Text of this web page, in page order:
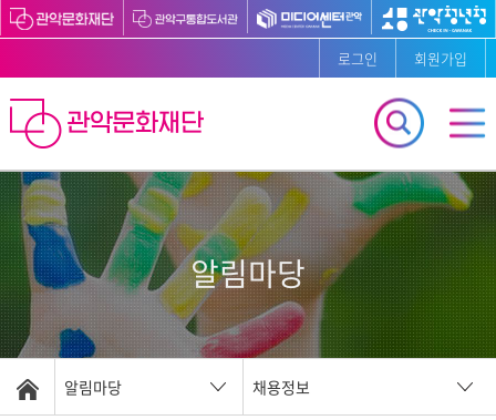
로그인 회원가입
알림마당
알림마당 채용정보